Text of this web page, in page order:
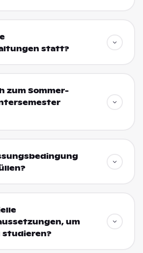
statt?
zum Sommer-
um
studieren?